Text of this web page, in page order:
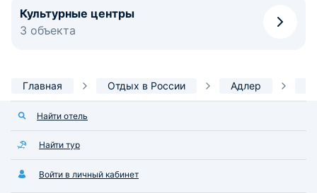
Культурные центры
3 объекта
Главная Отдых в России Адлер
Найти отель
Найти тур
Войти в личный кабинет